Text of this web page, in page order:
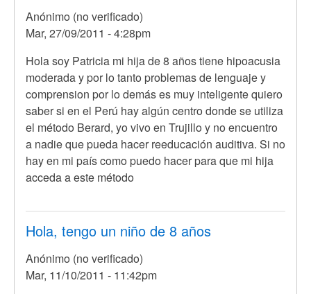
lo
que
Anónimo
(no
verificado)
Anónimo (no verificado)
Mar, 27/09/2011 - 4:28pm
Hola soy Patricia mi hija de 8 años tiene hipoacusia
moderada y por lo tanto problemas de lenguaje y
comprension por lo demás es muy inteligente quiero
saber si en el Perú hay algún centro donde se utiliza
el método Berard, yo vivo en Trujillo y no encuentro
a nadie que pueda hacer reeducación auditiva. Si no
hay en mi país como puedo hacer para que mi hija
acceda a este método
Hola, tengo un niño de 8 años
Anónimo (no verificado)
Mar, 11/10/2011 - 11:42pm